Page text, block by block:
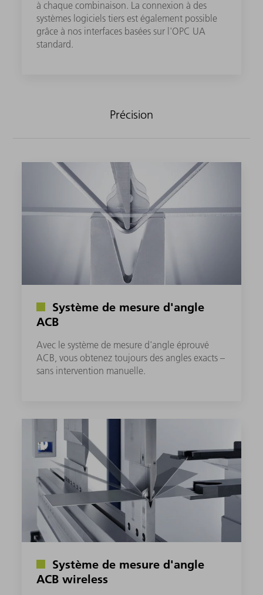
à chaque combinaison. La connexion à des
systèmes logiciels tiers est également possible
grâce à nos interfaces basées sur l'OPC UA
standard.
Précision
Système de mesure d'angle
ACB
Avec le système de mesure d'angle éprouvé
ACB, vous obtenez toujours des angles exacts –
sans intervention manuelle.
Système de mesure d'angle
ACB wireless